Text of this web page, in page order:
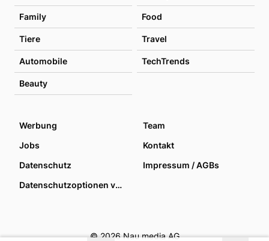
Family Food
Tiere Travel
Automobile TechTrends
Beauty
Werbung
Team
Jobs
Kontakt
Datenschutz
Impressum / AGBs
Datenschutzoptionen verwalten
© 2026 Nau media AG